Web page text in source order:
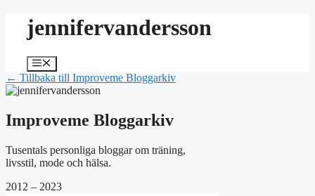
Hoppajennifervandersson
Meny
← Tillbaka till Improveme Bloggarkiv
Improveme Bloggarkiv
Tusentals personliga bloggar om träning,
livsstil, mode och hälsa.
2012 – 2023